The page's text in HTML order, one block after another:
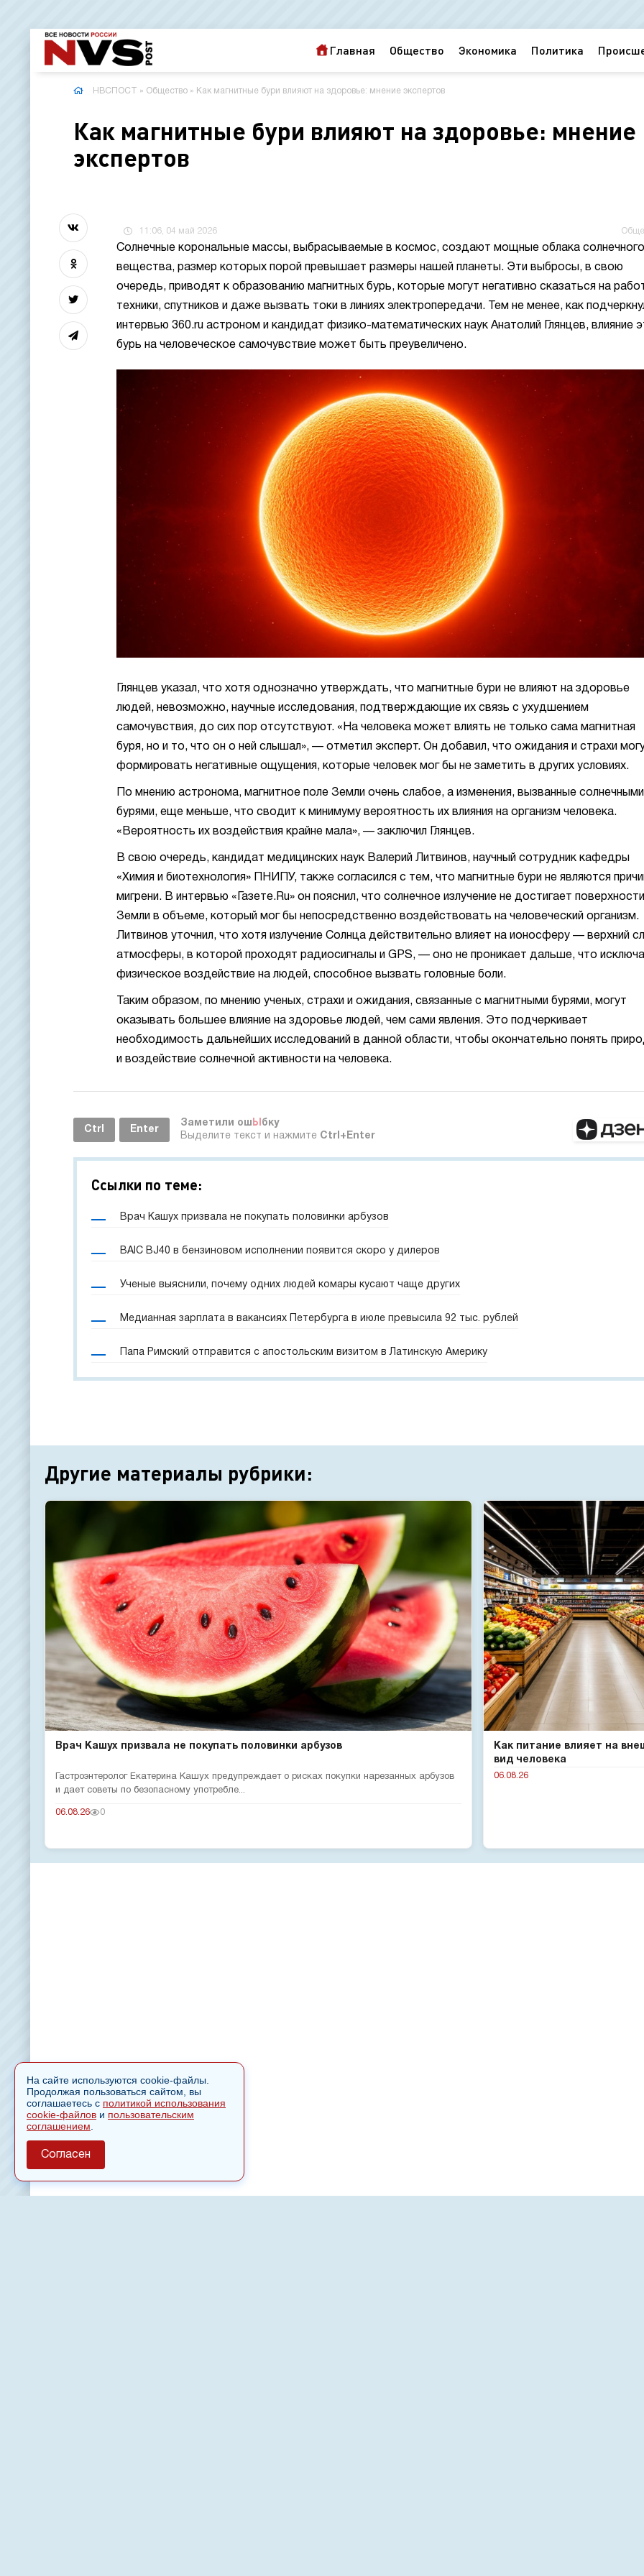
Главная Общество Экономика Политика
НВСПОСТ » Общество » Как магнитные бури влияют на здоровье: мнение экспертов
Как магнитные бури влияют на здоровье: мнение
экспертов
11:06, 04 май 2026
Солнечные корональные массы, выбрасываемые в космос, создают мощные облака солнечного
вещества, размер которых порой превышает размеры нашей планеты. Эти выбросы, в свою
очередь, приводят к образованию магнитных бурь, которые могут негативно сказаться на
техники, спутников и даже вызвать токи в линиях электропередачи. Тем не менее, как
интервью 360.ru астроном и кандидат физико-математических наук Анатолий Глянцев, влияние
бурь на человеческое самочувствие может быть преувеличено.
Глянцев указал, что хотя однозначно утверждать, что магнитные бури не влияют на здоровье
людей, невозможно, научные исследования, подтверждающие их связь с ухудшением
самочувствия, до сих пор отсутствуют. «На человека может влиять не только сама магнитная
буря, но и то, что он о ней слышал», — отметил эксперт. Он добавил, что ожидания и страхи
формировать негативные ощущения, которые человек мог бы не заметить в других условиях.
По мнению астронома, магнитное поле Земли очень слабое, а изменения, вызванные солнечными
бурями, еще меньше, что сводит к минимуму вероятность их влияния на организм человека.
«Вероятность их воздействия крайне мала», — заключил Глянцев.
В свою очередь, кандидат медицинских наук Валерий Литвинов, научный сотрудник кафедры
«Химия и биотехнология» ПНИПУ, также согласился с тем, что магнитные бури не являются
мигрени. В интервью «Газете.Ru» он пояснил, что солнечное излучение не достигает поверхности
Земли в объеме, который мог бы непосредственно воздействовать на человеческий организм.
Литвинов уточнил, что хотя излучение Солнца действительно влияет на ионосферу — верхний
атмосферы, в которой проходят радиосигналы и GPS, — оно не проникает дальше, что
физическое воздействие на людей, способное вызвать головные боли.
Таким образом, по мнению ученых, страхи и ожидания, связанные с магнитными бурями, могут
оказывать большее влияние на здоровье людей, чем сами явления. Это подчеркивает
необходимость дальнейших исследований в данной области, чтобы окончательно понять
и воздействие солнечной активности на человека.
Ctrl Enter
Заметили ош Ы бку
Выделите текст и нажмите Ctrl+Enter
Ссылки по теме:
Врач Кашух призвала не покупать половинки арбузов
BAIC BJ40 в бензиновом исполнении появится скоро у дилеров
Ученые выяснили, почему одних людей комары кусают чаще других
Медианная зарплата в вакансиях Петербурга в июле превысила 92 тыс. рублей
Папа Римский отправится с апостольским визитом в Латинскую Америку
Другие материалы рубрики:
Врач Кашух призвала не покупать половинки арбузов
Гастроэнтеролог Екатерина Кашух предупреждает о рисках покупки нарезанных арбузов
и дает советы по безопасному употребле...
06.08.26 0
Как питание влияет на
вид человека
06.08.26
На сайте используются cookie-файлы.
Продолжая пользоваться сайтом, вы
соглашаетесь с политикой использования
cookie-файлов и пользовательским
соглашением
Согласен